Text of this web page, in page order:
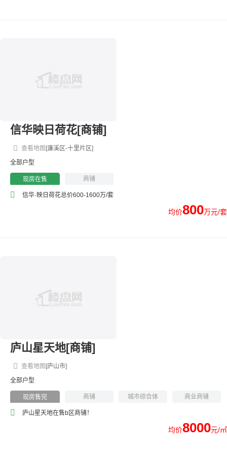
信华映日荷花[商铺]
[濂溪区-十里片区]
查看地图
全部户型
现房在售 商铺
信华·映日荷花总价600-1600万/套
均价800万元/套
庐山星天地[商铺]
[庐山市]
查看地图
全部户型
现房售完 商铺 城市综合体 商业商铺
庐山星天地在售b区商铺！
均价8000元/㎡